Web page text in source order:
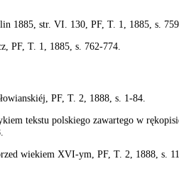
1885, str. VI. 130, PF, T. 1, 1885, s.
PF, T. 1, 1885, s. 762-774.
PF, T. 2, 1888, s. 1-84.
tekstu polskiego zawartego w
wiekiem XVI-ym, PF, T. 2, 1888, s.